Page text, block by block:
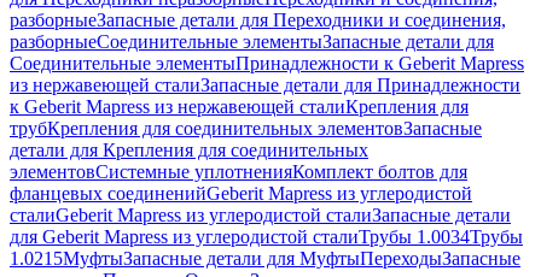
разборныеЗапасные детали для Переходники и соединения,
разборныеСоединительные элементыЗапасные детали для
Соединительные элементыПринадлежности к Geberit Mapress
из нержавеющей сталиЗапасные детали для Принадлежности
к Geberit Mapress из нержавеющей сталиКрепления для
трубКрепления для соединительных элементовЗапасные
детали для Крепления для соединительных
элементовСистемные уплотненияКомплект болтов для
фланцевых соединенийGeberit Mapress из углеродистой
сталиGeberit Mapress из углеродистой сталиЗапасные детали
для Geberit Mapress из углеродистой сталиТрубы 1.0034Трубы
1.0215МуфтыЗапасные детали для МуфтыПереходыЗапасные